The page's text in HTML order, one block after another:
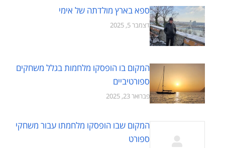
ספא בארץ מולדתה של אימי
דצמבר 5, 2025
המקום בו הופסקו מלחמות בגלל משחקים
ספורטיביים
פברואר 23, 2025
המקום שבו הופסקו מלחמתו עבור משחקי
ספורט